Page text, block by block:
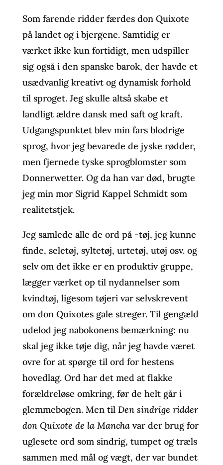
Som farende ridder færdes don Quixote
på landet og i bjergene. Samtidig er
værket ikke kun fortidigt, men udspiller
sig også i den spanske barok, der havde et
usædvanlig kreativt og dynamisk forhold
til sproget. Jeg skulle altså skabe et
landligt ældre dansk med saft og kraft.
Udgangspunktet blev min fars blodrige
sprog, hvor jeg bevarede de jyske rødder,
men fjernede tyske sprogblomster som
Donnerwetter. Og da han var død, brugte
jeg min mor Sigrid Kappel Schmidt som
realitetstjek.
Jeg samlede alle de ord på -tøj, jeg kunne
finde, seletøj, syltetøj, urtetøj, utøj osv. og
selv om det ikke er en produktiv gruppe,
lægger værket op til nydannelser som
kvindtøj, ligesom tøjeri var selvskrevent
om don Quixotes gale streger. Til gengæld
udelod jeg nabokonens bemærkning: nu
skal jeg ikke tøje dig, når jeg havde været
ovre for at spørge til ord for hestens
hovedlag. Ord har det med at flakke
forældreløse omkring, før de helt går i
glemmebogen. Men til Den sindrige ridder
don Quixote de la Manchavar der brug for
uglesete ord som sindrig, tumpet og træls
sammen med mål og vægt, der var bundet